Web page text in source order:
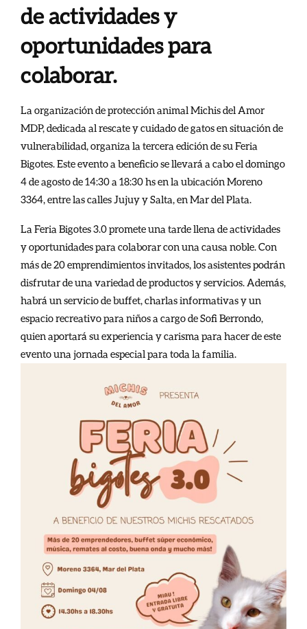
de actividades y
oportunidades para
colaborar.
La organización de protección animal Michis del Amor
MDP, dedicada al rescate y cuidado de gatos en situación de
vulnerabilidad, organiza la tercera edición de su Feria
Bigotes. Este evento a beneficio se llevará a cabo el domingo
4 de agosto de 14:30 a 18:30 hs en la ubicación Moreno
3364, entre las calles Jujuy y Salta, en Mar del Plata.
La Feria Bigotes 3.0 promete una tarde llena de actividades
y oportunidades para colaborar con una causa noble. Con
más de 20 emprendimientos invitados, los asistentes podrán
disfrutar de una variedad de productos y servicios. Además,
habrá un servicio de buffet, charlas informativas y un
espacio recreativo para niños a cargo de Sofi Berrondo,
quien aportará su experiencia y carisma para hacer de este
evento una jornada especial para toda la familia.